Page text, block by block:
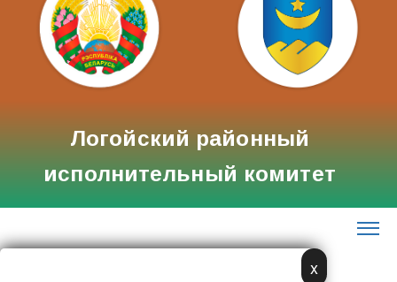
Логойский районный
исполнительный комитет
x